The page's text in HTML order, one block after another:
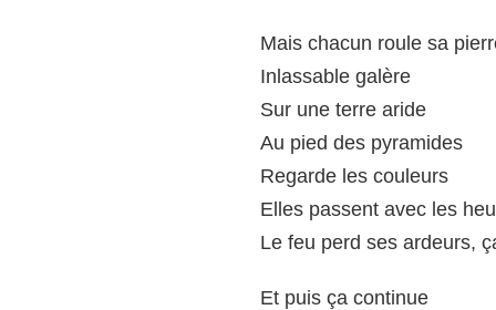
Mais chacun roule sa
Inlassable galère
Sur une terre aride
Au pied des pyramides
Regarde les couleurs
Elles passent avec les
Le feu perd ses ardeurs,
Et puis ça continue